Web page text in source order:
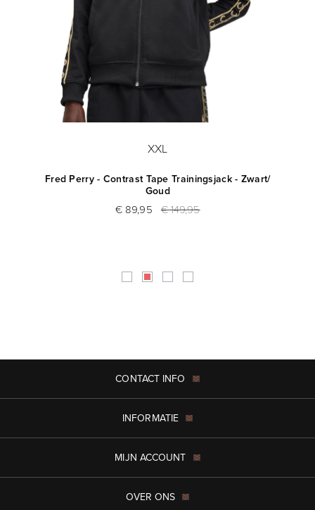
XXL
Fred Perry - Contrast Tape Trainingsjack - Zwart/
Goud
€ 89,95 € 149,95
CONTACT INFO
INFORMATIE
MIJN ACCOUNT
OVER ONS